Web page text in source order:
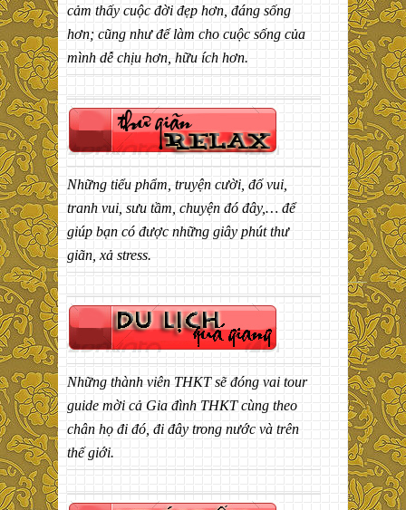
cảm thấy cuộc đời đẹp hơn, đáng sống
hơn; cũng như để làm cho cuộc sống của
mình dễ chịu hơn, hữu ích hơn.
Những tiểu phẩm, truyện cười, đố vui,
tranh vui, sưu tầm, chuyện đó đây,… để
giúp bạn có được những giây phút thư
giãn, xả stress.
Những thành viên THKT sẽ đóng vai tour
guide mời cả Gia đình THKT cùng theo
chân họ đi đó, đi đây trong nước và trên
thế giới.